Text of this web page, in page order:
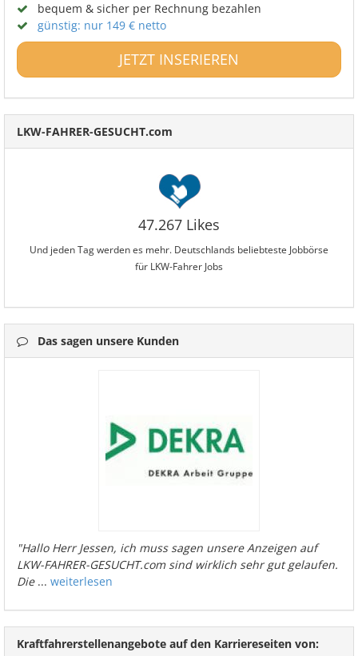
bequem & sicher per Rechnung bezahlen
günstig: nur 149 € netto
JETZT INSERIEREN
LKW-FAHRER-GESUCHT.com
47.267 Likes
Und jeden Tag werden es mehr. Deutschlands beliebteste Jobbörse
für LKW-Fahrer Jobs
Das sagen unsere Kunden
"Hallo Herr Jessen, ich muss sagen unsere Anzeigen auf
LKW-FAHRER-GESUCHT.com sind wirklich sehr gut gelaufen.
Die... weiterlesen
Kraftfahrerstellenangebote auf den Karriereseiten von: